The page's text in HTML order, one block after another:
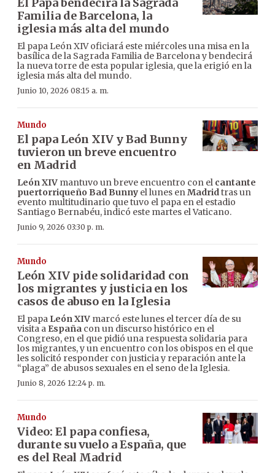
Familia de Barcelona, la
iglesia más alta del mundo
El papa León XIV oficiará este miércoles una misa en la
basílica de la Sagrada Familia de Barcelona y bendecirá
la nueva torre de esta popular iglesia, que la erigió en la
iglesia más alta del mundo.
Junio 10, 2026 08:15 a. m.
Mundo
El papa León XIV y Bad Bunny
tuvieron un breve encuentro
en Madrid
León XIV mantuvo un breve encuentro con el cantante
puertorriqueño Bad Bunny el lunes enMadridtras un
evento multitudinario que tuvo el papa en el estadio
Santiago Bernabéu, indicó este martes el Vaticano.
Junio 9, 2026 03:30 p. m.
Mundo
León XIV pide solidaridad con
los migrantes y justicia en los
casos de abuso en la Iglesia
El papa León XIV marcó este lunes el tercer día de su
visita a España con un discurso histórico en el
Congreso, en el que pidió una respuesta solidaria para
los migrantes, y un encuentro con los obispos en el que
les solicitó responder con justicia y reparación ante la
“plaga” de abusos sexuales en el seno de la Iglesia.
Junio 8, 2026 12:24 p. m.
Mundo
Video: El papa confiesa,
durante su vuelo a España, que
es del Real Madrid